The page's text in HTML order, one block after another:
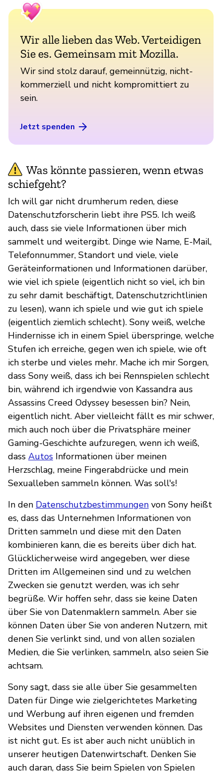
Wir alle lieben das Web. Verteidigen
Sie es. Gemeinsam mit Mozilla.
Wir sind stolz darauf, gemeinnützig, nicht-
kommerziell und nicht kompromittiert zu
sein.
Jetzt spenden
Was könnte passieren, wenn etwas
schiefgeht?
Ich will gar nicht drumherum reden, diese
Datenschutzforscherin liebt ihre PS5. Ich weiß
auch, dass sie viele Informationen über mich
sammelt und weitergibt. Dinge wie Name, E-Mail,
Telefonnummer, Standort und viele, viele
Geräteinformationen und Informationen darüber,
wie viel ich spiele (eigentlich nicht so viel, ich bin
zu sehr damit beschäftigt, Datenschutzrichtlinien
zu lesen), wann ich spiele und wie gut ich spiele
(eigentlich ziemlich schlecht). Sony weiß, welche
Hindernisse ich in einem Spiel überspringe, welche
Stufen ich erreiche, gegen wen ich spiele, wie oft
ich sterbe und vieles mehr. Mache ich mir Sorgen,
dass Sony weiß, dass ich bei Rennspielen schlecht
bin, während ich irgendwie von Kassandra aus
Assassins Creed Odyssey besessen bin? Nein,
eigentlich nicht. Aber vielleicht fällt es mir schwer,
mich auch noch über die Privatsphäre meiner
Gaming-Geschichte aufzuregen, wenn ich weiß,
dass Autos Informationen über meinen
Herzschlag, meine Fingerabdrücke und mein
Sexualleben sammeln können. Was soll's!
In den Datenschutzbestimmungen von Sony heißt
es, dass das Unternehmen Informationen von
Dritten sammeln und diese mit den Daten
kombinieren kann, die es bereits über dich hat.
Glücklicherweise wird angegeben, wer diese
Dritten im Allgemeinen sind und zu welchen
Zwecken sie genutzt werden, was ich sehr
begrüße. Wir hoffen sehr, dass sie keine Daten
über Sie von Datenmaklern sammeln. Aber sie
können Daten über Sie von anderen Nutzern, mit
denen Sie verlinkt sind, und von allen sozialen
Medien, die Sie verlinken, sammeln, also seien Sie
achtsam.
Sony sagt, dass sie alle über Sie gesammelten
Daten für Dinge wie zielgerichtetes Marketing
und Werbung auf ihren eigenen und fremden
Websites und Diensten verwenden können. Das
ist nicht gut. Es ist aber auch nicht unüblich in
unserer heutigen Datenwirtschaft. Denken Sie
auch daran, dass Sie beim Spielen von Spielen